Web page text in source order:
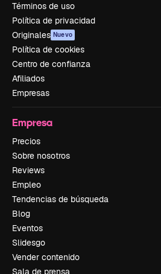
Términos de uso
Política de privacidad
Originales Nuevo
Política de cookies
Centro de confianza
Afiliados
Empresas
Empresa
Precios
Sobre nosotros
Reviews
Empleo
Tendencias de búsqueda
Blog
Eventos
Slidesgo
Vender contenido
Sala de prensa